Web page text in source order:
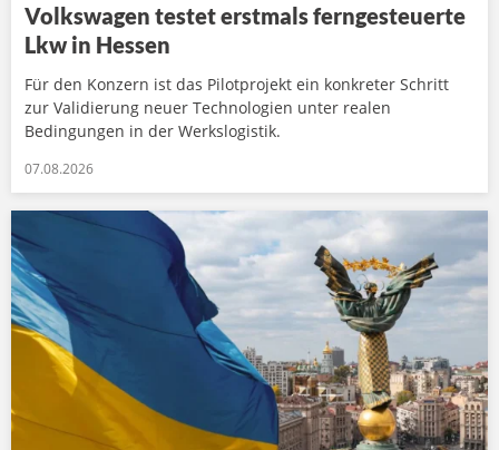
Volkswagen testet erstmals ferngesteuerte
Lkw in Hessen
Für den Konzern ist das Pilotprojekt ein konkreter Schritt
zur Validierung neuer Technologien unter realen
Bedingungen in der Werkslogistik.
07.08.2026